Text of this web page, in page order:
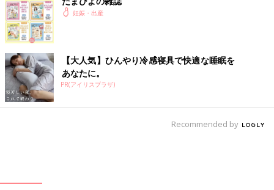
妊娠・出産
【大人気】ひんやり冷感寝具で快適な睡眠を
あなたに。
PR(アイリスプラザ)
Recommended by